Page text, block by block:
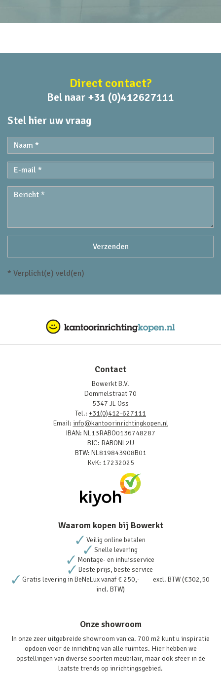
Direct contact?
Bel naar +31 (0)412627111
Stel hier uw vraag
* Verplicht(e) veld(en)
Contact
Bowerkt B.V.
Dommelstraat 70
5347 JL Oss
Tel.: +31(0)412-627111
Email: info@kantoorinrichtingkopen.nl
IBAN: NL13RABO0136748287
BIC: RABONL2U
BTW: NL819843908B01
KvK: 17232025
Waarom kopen bij Bowerkt
Veilig online betalen
Snelle levering
Montage- en inhuisservice
Beste prijs, beste service
Gratis levering in BeNeLux vanaf € 250,- excl. BTW (€302,50
incl. BTW)
Onze showroom
In onze zeer uitgebreide showroom van ca. 700 m2 kunt u inspiratie
opdoen voor de inrichting van alle ruimtes. Hier hebben we
opstellingen van diverse soorten meubilair, maar ook sfeer in de
laatste trends op inrichtingsgebied.